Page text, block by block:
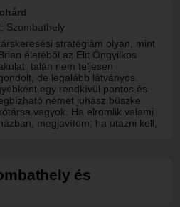
Szombathely
stratégiám olyan, mint
életéből az Elit Öngyilkos
talán nem teljesen
de legalább látványos.
egy rendkívül pontos és
német juhász büszke
vagyok. Ha elromlik valami
megjavítom; ha utazni kell,
bemutatkozásokat
Egyelőre nem vagyok
és